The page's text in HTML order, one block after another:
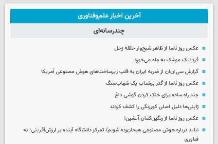
آخرین اخبار علم‌وفناوری
چندرسانه‌ای
عکس روز ناسا از ظاهر شبح‌وار حلقه زحل
فردا یک موشک به ماه می‌خورد
گزارش سی‌ان‌ان از ضربه ایران به قلب زیرساخت‌های هوش مصنوعی آمریکا
عکس روز ناسا از گذر پرشتاب یک شهاب‌سنگ
چند راه‌ ساده برای خنک کردن گوشی داغ
ژاپنی‌ها دلیل اصلی کوررنگی را کشف کردند
عکس روز ناسا از رنگین‌کمان آتشین!
نباید درباره هوش مصنوعی هیجان‌زده شویم/ تمرکز دانشگاه آینده بر ارزش‌آفرینی؛ نه
فناوری